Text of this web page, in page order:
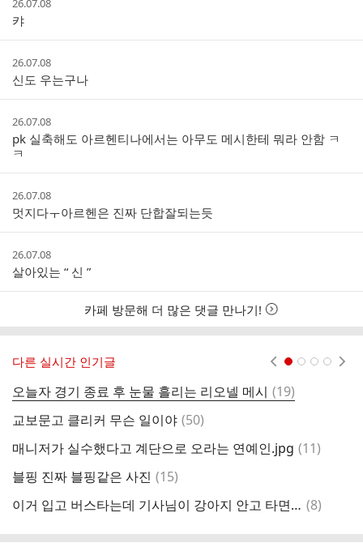
스
성
시
간
26.07.08
캬
작
성
시
간
26.07.08
신도 우는구나
작
성
시
간
26.07.08
pk 실축해도 아르헨티나에서는 아무도 메시한테 뭐라 안함 ㅋ
ㅋ
작
성
시
간
26.07.08
멋지다ㅜ아르헨은 진짜 단합잘되는듯
작
성
시
간
26.07.08
살아있는 “ 신 ”
카페 방문해 더 많은 댓글 만나기!
다른 실시간 인기글
오늘자 경기 종료 후 눈물 흘리는 리오넬 메시 댓
글
(19)
교보문고 클리커 무슨 일이야 댓
(50)
매니저가 실수했다고 계단으로 오라는 연예인.jpg 댓
(11)
블핑 진짜 블핑같은 사진 댓
(15)
이거 입고 버스타는데 기사님이 강아지 안고 타면 안된다고 못 타게함 ㅋㅋㅋㅋㅋㅋㅋ 댓
(8)